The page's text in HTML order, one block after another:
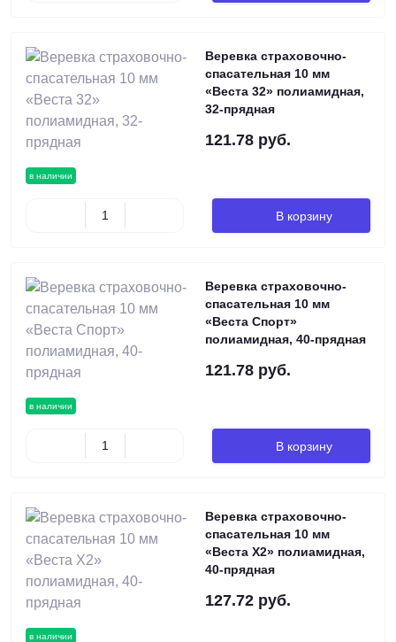
в наличии
Веревка страховочно-
спасательная 10 мм
«Веста 32» полиамидная,
32-прядная
121.78 руб.
В корзину
в наличии
Веревка страховочно-
спасательная 10 мм
«Веста Спорт»
полиамидная, 40-прядная
121.78 руб.
В корзину
в наличии
Веревка страховочно-
спасательная 10 мм
«Веста Х2» полиамидная,
40-прядная
127.72 руб.